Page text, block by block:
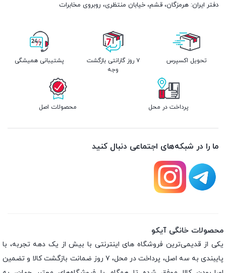
دفتر ایران: هرمزگان، قشم، خیابان منتظری، روبروی مخابرات
تحویل اکسپرس
۷ روز گارانتی بازگشت
وجه
پشتیبانی همیشگی
پرداخت در محل محصولات اصل
ما را در شبکه‌های اجتماعی دنبال کنید
محصولات خانگی آیکو
یکی از قدیمی‌ترین فروشگاه های اینترنتی با بیش از یک دهه تجربه، با
پایبندی به سه اصل، پرداخت در محل، ۷ روز ضمانت بازگشت کالا و تضمین